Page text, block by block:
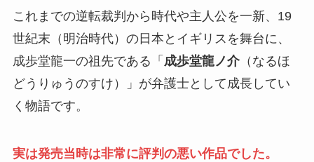
これまでの逆転裁判から時代や主人公を一新、19
世紀末（明治時代）の日本とイギリスを舞台に、
成歩堂龍一の祖先である「 成歩堂龍ノ介（なるほ
どうりゅうのすけ）」が弁護士として成長してい
く物語です。
実は発売当時は非常に評判の悪い作品でした。